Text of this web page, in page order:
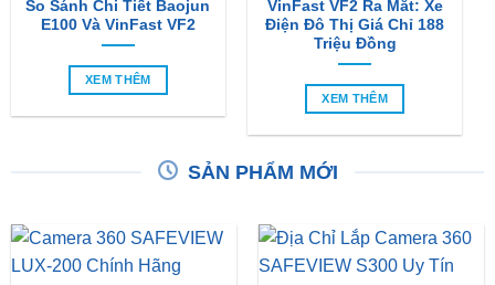
XEM THÊM
XEM THÊM
SẢN PHẨM MỚI
Camera 360 Safeview S200
₫11,800,000
Camera 360 Safeview S300
₫11,500,000